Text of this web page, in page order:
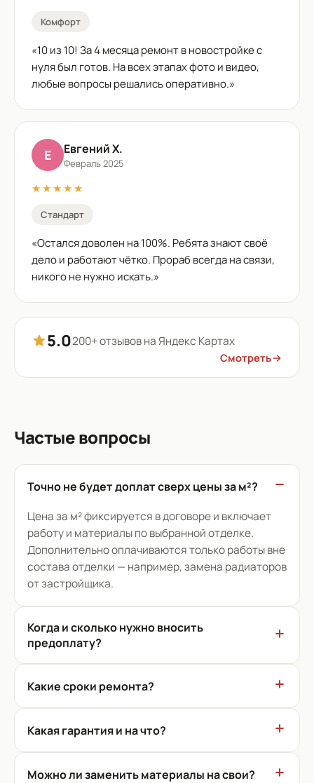
Комфорт
«10 из 10! За 4 месяца ремонт в новостройке с
нуля был готов. На всех этапах фото и видео,
любые вопросы решались оперативно.»
Е Евгений Х.
Февраль 2025
★★★★★
Стандарт
«Остался доволен на 100%. Ребята знают своё
дело и работают чётко. Прораб всегда на связи,
никого не нужно искать.»
5.0200+ отзывов на Яндекс Картах
Смотреть
Частые вопросы
Точно не будет доплат сверх цены за м²?
Цена за м² фиксируется в договоре и включает
работу и материалы по выбранной отделке.
Дополнительно оплачиваются только работы вне
состава отделки — например, замена радиаторов
от застройщика.
Когда и сколько нужно вносить
предоплату?
Какие сроки ремонта?
Какая гарантия и на что?
Можно ли заменить материалы на свои?